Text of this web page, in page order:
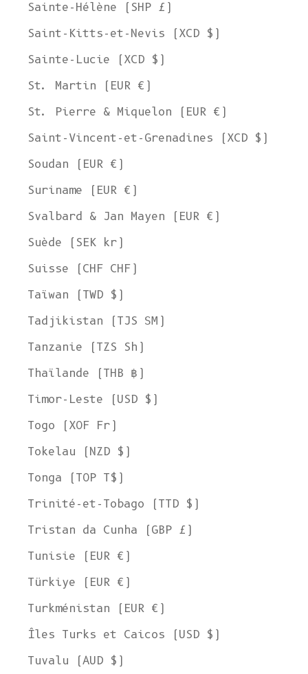
Sainte-Hélène (SHP £)
Saint-Kitts-et-Nevis (XCD $)
Sainte-Lucie (XCD $)
St. Martin (EUR €)
St. Pierre & Miquelon (EUR €)
Saint-Vincent-et-Grenadines (XCD $)
Soudan (EUR €)
Suriname (EUR €)
Svalbard & Jan Mayen (EUR €)
Suède (SEK kr)
Suisse (CHF CHF)
Taïwan (TWD $)
Tadjikistan (TJS ЅМ)
Tanzanie (TZS Sh)
Thaïlande (THB ฿)
Timor-Leste (USD $)
Togo (XOF Fr)
Tokelau (NZD $)
Tonga (TOP T$)
Trinité-et-Tobago (TTD $)
Tristan da Cunha (GBP £)
Tunisie (EUR €)
Türkiye (EUR €)
Turkménistan (EUR €)
Îles Turks et Caicos (USD $)
Tuvalu (AUD $)